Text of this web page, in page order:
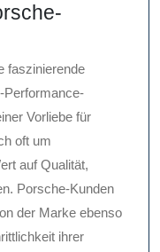
faszinierende
Performance-
Vorliebe für
oft um
auf Qualität,
Porsche-Kunden
der Marke ebenso
ihrer